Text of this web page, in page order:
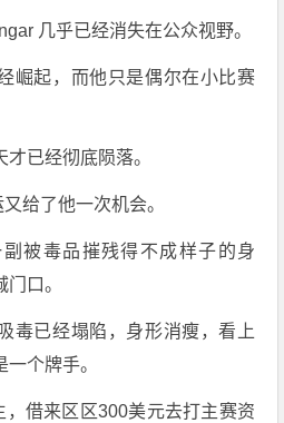
几乎已经消失在公众视野。
崛起，而他只是偶尔在小比赛
已经彻底陨落。
给了他一次机会。
被毒品摧残得不成样子的身
口。
毒已经塌陷，身形消瘦，看上
个牌手。
，借来区区300美元去打主赛资